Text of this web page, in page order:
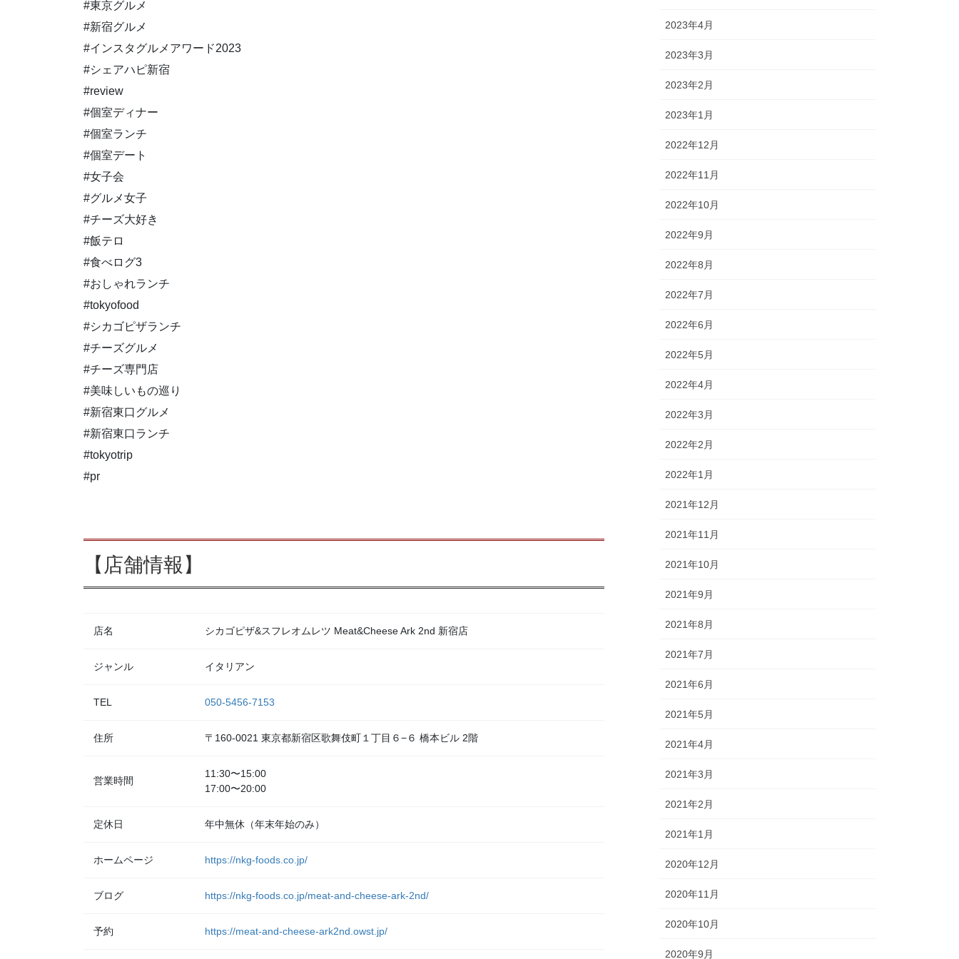
#東京グルメ
#新宿グルメ
#インスタグルメアワード2023
#シェアハピ新宿
#review
#個室ディナー
#個室ランチ
#個室デート
#女子会
#グルメ女子
#チーズ大好き
#飯テロ
#食べログ3
#おしゃれランチ
#tokyofood
#シカゴピザランチ
#チーズグルメ
#チーズ専門店
#美味しいもの巡り
#新宿東口グルメ
#新宿東口ランチ
#tokyotrip
#pr
【店舗情報】
店名 シカゴピザ&スフレオムレツ Meat&Cheese Ark 2nd 新宿店
ジャンル イタリアン
TEL 050-5456-7153
住所 〒160-0021 東京都新宿区歌舞伎町１丁目６−６ 橋本ビル 2階
営業時間
11:30〜15:00
17:00〜20:00
定休日 年中無休（年末年始のみ）
ホームページ https://nkg-foods.co.jp/
ブログ https://nkg-foods.co.jp/meat-and-cheese-ark-2nd/
予約 https://meat-and-cheese-ark2nd.owst.jp/
2023年4月
2023年3月
2023年2月
2023年1月
2022年12月
2022年11月
2022年10月
2022年9月
2022年8月
2022年7月
2022年6月
2022年5月
2022年4月
2022年3月
2022年2月
2022年1月
2021年12月
2021年11月
2021年10月
2021年9月
2021年8月
2021年7月
2021年6月
2021年5月
2021年4月
2021年3月
2021年2月
2021年1月
2020年12月
2020年11月
2020年10月
2020年9月